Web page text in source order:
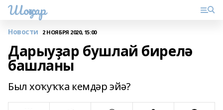
Шоңҡар
Новости 2 НОЯБРЯ 2020, 15:00
Дарыуҙар бушлай бирелә
башланы
Был хоҡуҡҡа кемдәр эйә?